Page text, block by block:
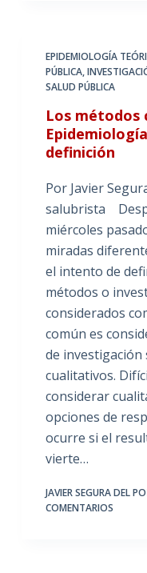
EPIDEMIOLOGÍA
PÚBLICA,
SALUD PÚBLICA
Los métodos
definición
Por Javier
salubrista
miércoles
miradas
el intento de
métodos o
considerados
común es
de investigación
cualitativos.
considerar
opciones de
ocurre si el
vierte…
JAVIER SEGURA DEL
COMENTARIOS